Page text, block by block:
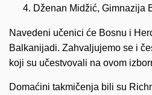
Dženan Midžić, Gimnazija
Navedeni učenici će Bosnu i
Balkanijadi. Zahvaljujemo se i
koji su učestvovali na ovom
Domaćini takmičenja bili su